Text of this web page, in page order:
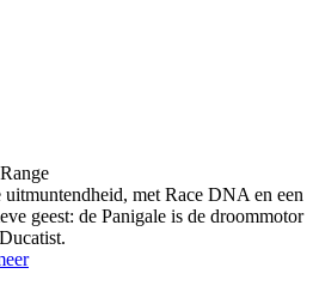
uitmuntendheid, met Race DNA en een
geest: de Panigale is de droommotor